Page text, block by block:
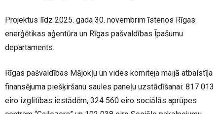
Projektus līdz 2025. gada 30. novembrim īstenos Rīgas
enerģētikas aģentūra un Rīgas pašvaldības Īpašumu
departaments.
Rīgas pašvaldības Mājokļu un vides komiteja maijā atbalstīja
finansējuma piešķiršanu saules paneļu uzstādīšanai: 817 013
eiro izglītības iestādēm, 324 560 eiro sociālās aprūpes